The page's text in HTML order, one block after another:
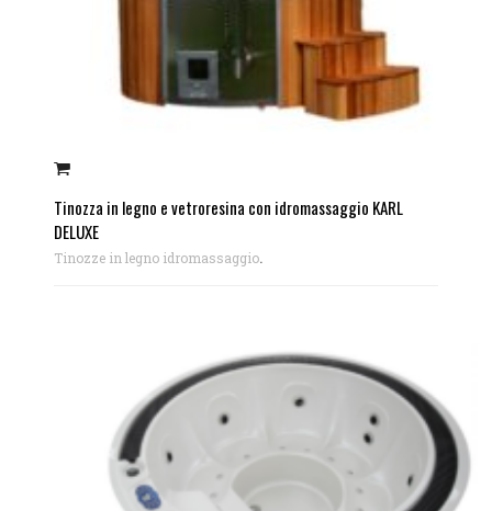
Tinozza in legno e vetroresina con idromassaggio KARL
DELUXE
Tinozze in legno idromassaggio.